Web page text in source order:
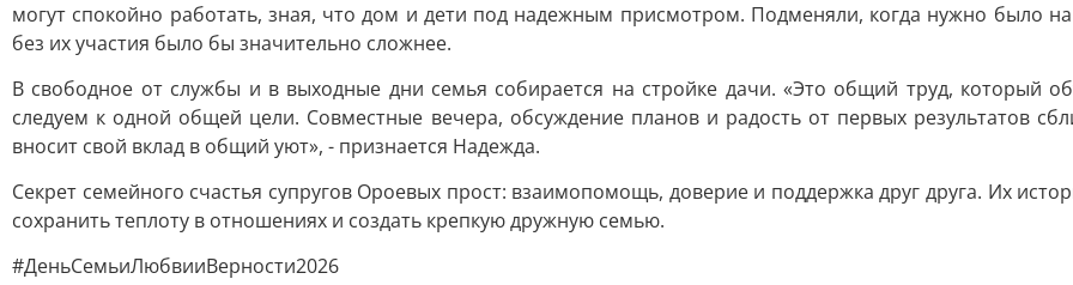
могут спокойно работать, зная, что дом и дети под надежным присмотром. Подменяли, когда нужно было
без их участия было бы значительно сложнее.
В свободное от службы и в выходные дни семья собирается на стройке дачи. «Это общий труд, который
следуем к одной общей цели. Совместные вечера, обсуждение планов и радость от первых результатов
вносит свой вклад в общий уют», - признается Надежда.
Секрет семейного счастья супругов Ороевых прост: взаимопомощь, доверие и поддержка друг друга. Их
сохранить теплоту в отношениях и создать крепкую дружную семью.
#ДеньСемьиЛюбвииВерности2026